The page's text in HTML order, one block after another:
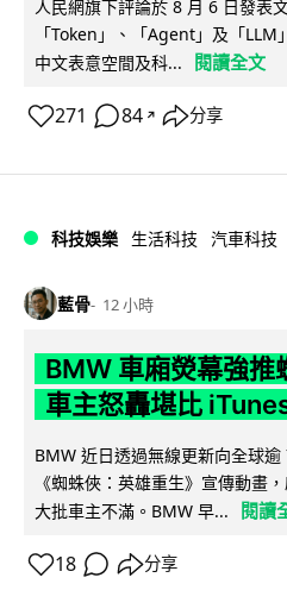
人民網旗下評論於 8 月 6 日發表
「Token」、「Agent」及「
中文表意空間及科...
閱讀全文
271 84 ↗ 分享
科技娛樂 生活科技 汽車科技
藍骨 12 小時
BMW 車廂熒幕強
車主怒轟堪比
BMW 近日透過無線更新向全球
《蜘蛛俠：英雄重生》宣傳動畫
大批車主不滿。BMW 早...
閱讀
18 分享